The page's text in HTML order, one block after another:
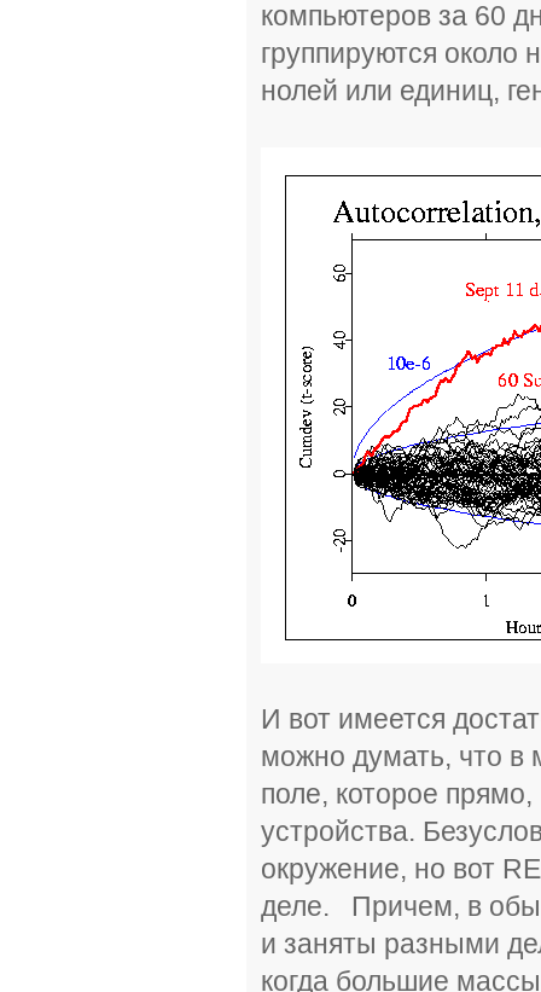
компьютеров за 60
группируются
нолей или единиц,
И вот имеется
можно думать, что в
поле, которое
устройства.
окружение, но вот
деле. Причем, в
и заняты разными
когда большие